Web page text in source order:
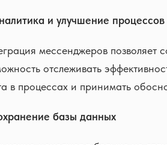
и улучшение процессов
мессенджеров позволяет
отслеживать
в процессах и принимать
базы данных